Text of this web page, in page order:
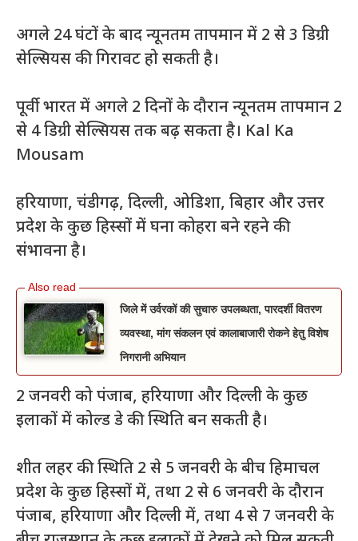
अगले 24 घंटों के बाद न्यूनतम तापमान में 2 से 3 डिग्री
सेल्सियस की गिरावट हो सकती है।
पूर्वी भारत में अगले 2 दिनों के दौरान न्यूनतम तापमान 2
से 4 डिग्री सेल्सियस तक बढ़ सकता है। Kal Ka
Mousam
हरियाणा, चंडीगढ़, दिल्ली, ओडिशा, बिहार और उत्तर
प्रदेश के कुछ हिस्सों में घना कोहरा बने रहने की
संभावना है।
जिले में उर्वरकों की सुचारु उपलब्धता, पारदर्शी वितरण
व्यवस्था, मांग संकलन एवं कालाबाजारी रोकने हेतु विशेष
निगरानी अभियान
2 जनवरी को पंजाब, हरियाणा और दिल्ली के कुछ
इलाकों में कोल्ड डे की स्थिति बन सकती है।
शीत लहर की स्थिति 2 से 5 जनवरी के बीच हिमाचल
प्रदेश के कुछ हिस्सों में, तथा 2 से 6 जनवरी के दौरान
पंजाब, हरियाणा और दिल्ली में, तथा 4 से 7 जनवरी के